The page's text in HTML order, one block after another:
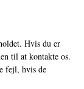
Hvis du er
til at kontakte os.
fejl, hvis de